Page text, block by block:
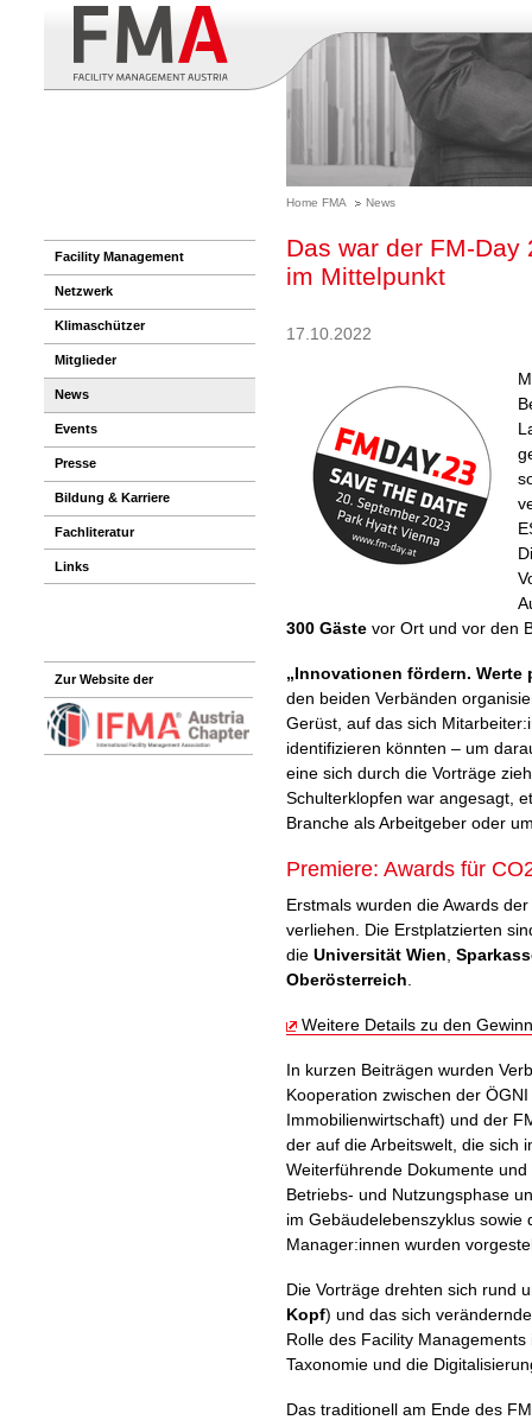
Home FMA News
Facility Management
Netzwerk
Klimaschützer
Mitglieder
News
Events
Presse
Bildung & Karriere
Fachliteratur
Links
Zur Website der
Das war der FM-
im Mittelpunkt
17.10.2022
300 Gäste vor Ort und vor den
„Innovationen fördern. Werte
den beiden Verbänden
Gerüst, auf das sich
identifizieren könnten – um
eine sich durch die Vorträge
Schulterklopfen war angesagt,
Branche als Arbeitgeber oder
Premiere: Awards für CO
Erstmals wurden die Awards der
verliehen. Die Erstplatzierten
die Universität Wien
Oberösterreich
Weitere Details zu den
In kurzen Beiträgen wurden
Kooperation zwischen der
Immobilienwirtschaft) und der
der auf die Arbeitswelt, die sich
Weiterführende Dokumente
Betriebs- und Nutzungsphase
im Gebäudelebenszyklus sowie
Manager:innen wurden
Die Vorträge drehten sich rund
Kopf) und das sich
Rolle des Facility
Taxonomie und die
Das traditionell am Ende des